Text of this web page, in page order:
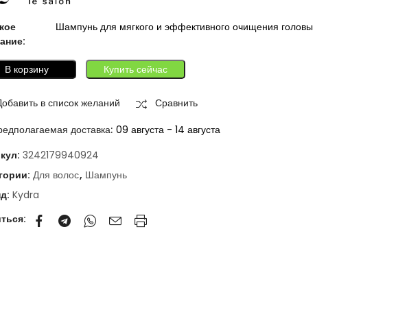
Шампунь для мягкого и эффективного очищения головы
В корзину Купить сейчас
в список желаний
Сравнить
доставка: 09 августа - 14 августа
3242179940924
Для волос, Шампунь
Kydra